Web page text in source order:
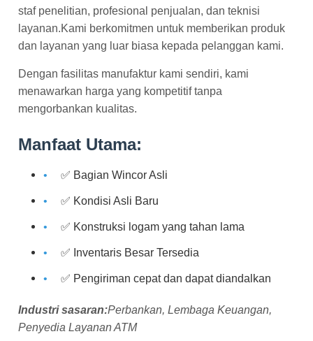
staf penelitian, profesional penjualan, dan teknisi
layanan.Kami berkomitmen untuk memberikan produk
dan layanan yang luar biasa kepada pelanggan kami.
Dengan fasilitas manufaktur kami sendiri, kami
menawarkan harga yang kompetitif tanpa
mengorbankan kualitas.
Manfaat Utama:
✅ Bagian Wincor Asli
✅ Kondisi Asli Baru
✅ Konstruksi logam yang tahan lama
✅ Inventaris Besar Tersedia
✅ Pengiriman cepat dan dapat diandalkan
Industri sasaran:Perbankan, Lembaga Keuangan,
Penyedia Layanan ATM